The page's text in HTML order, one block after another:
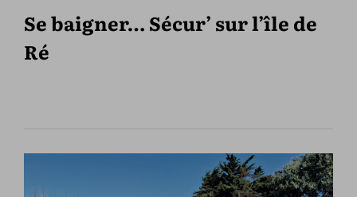
Se baigner… Sécur’ sur l’île de
Ré